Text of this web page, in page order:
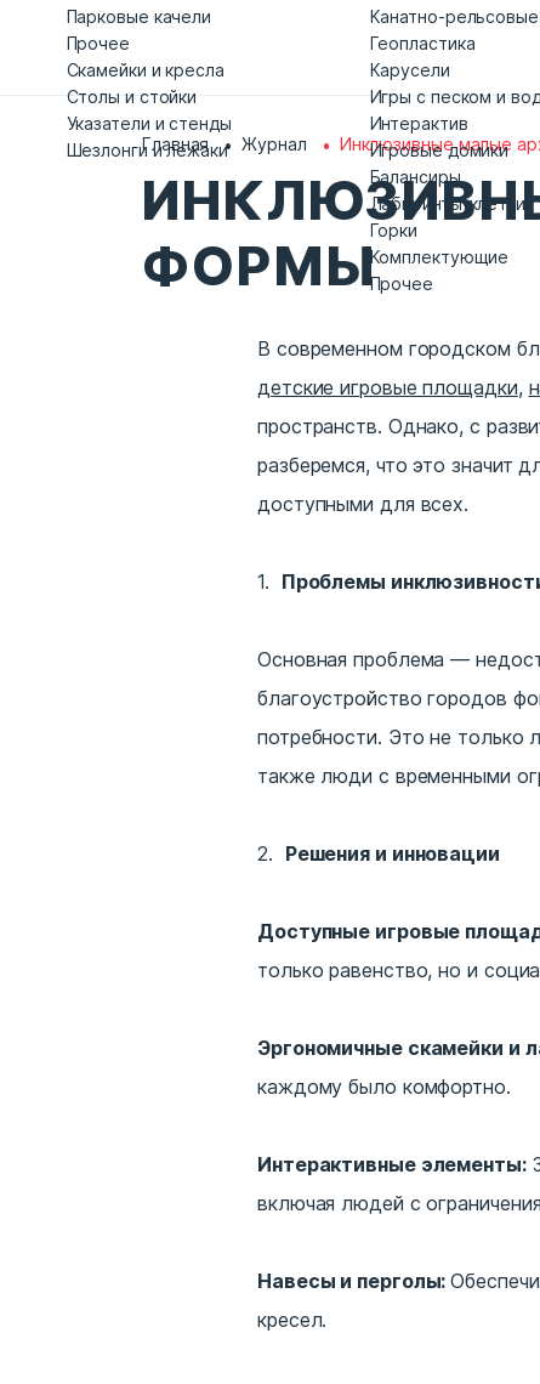
Парковые качели
Прочее
Скамейки и кресла
Столы и стойки
Указатели и стенды
Шезлонги и лежаки
Канатно-
Геопластика
Карусели
Игры с песком и
Интерактив
Игровые домики
Балансиры
Лабиринты-клетки
Горки
Комплектующие
Прочее
Главная Журнал Инклюзивные малые
ФОРМЫ
В современном городском
детские игровые площадки,
пространств. Однако, с
разберемся, что это значит
доступными для всех.
Проблемы
Основная проблема —
благоустройство городов
потребности. Это не
также люди с временными
Решения и инновации
Доступные игровые
только равенство, но и
Эргономичные скамейки и
каждому было комфортно.
Интерактивные элементы:
включая людей с
Навесы и перголы:
кресел.